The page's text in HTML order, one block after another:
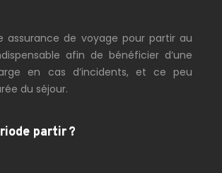
assurance de voyage pour partir au
afin de bénéficier d’une
en cas d’incidents, et ce peu
du séjour.
partir ?